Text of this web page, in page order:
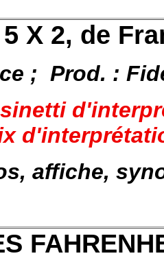
5 X 2, de
; Prod. :
affiche,